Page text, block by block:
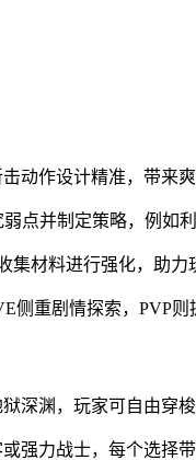
动作设计精准，带来爽
点并制定策略，例如利
材料进行强化，助力
侧重剧情探索，PVP
深渊，玩家可自由穿梭
强力战士，每个选择带